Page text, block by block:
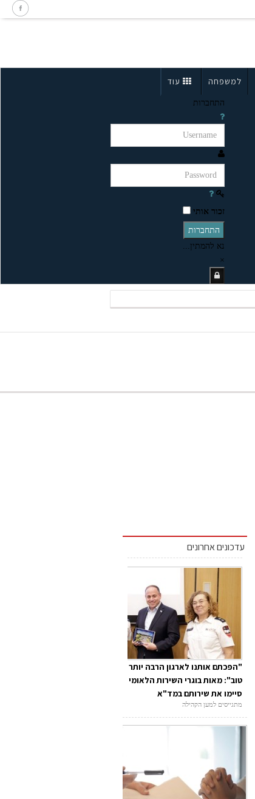
למשפחה עוד
התחברות
זכור אותי
התחברות
נא להמתין...
×
עדכונים אחרונים
"הפכתם אותנו לארגון הרבה יותר
טוב": מאות בוגרי השירות הלאומי
סיימו את שירותם במד"א
מתגייסים למען הקהילה